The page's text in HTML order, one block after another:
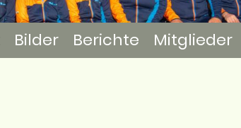
Bilder Berichte Mitglieder